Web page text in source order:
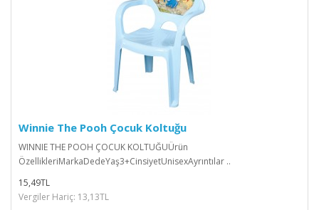
Winnie The Pooh Çocuk Koltuğu
WINNIE THE POOH ÇOCUK KOLTUĞUÜrün
ÖzellikleriMarkaDedeYaş3+CinsiyetUnisexAyrıntılar ..
15,49TL
Vergiler Hariç: 13,13TL